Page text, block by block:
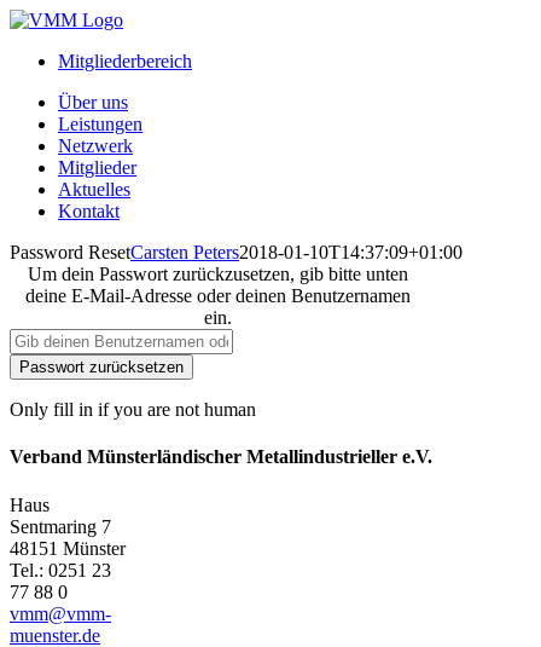
Zum
springenMitgliederbereich
Über uns
Leistungen
Netzwerk
Mitglieder
Aktuelles
Kontakt
Password ResetCarsten Peters2018-01-10T14:37:09+01:00
Um dein Passwort zurückzusetzen, gib bitte unten
deine E-Mail-Adresse oder deinen Benutzernamen
ein.
Only fill in if you are not human
Verband Münsterländischer Metallindustrieller e.V.
Haus
Sentmaring 7
48151 Münster
Tel.: 0251 23
77 88 0
vmm@vmm-
muenster.de